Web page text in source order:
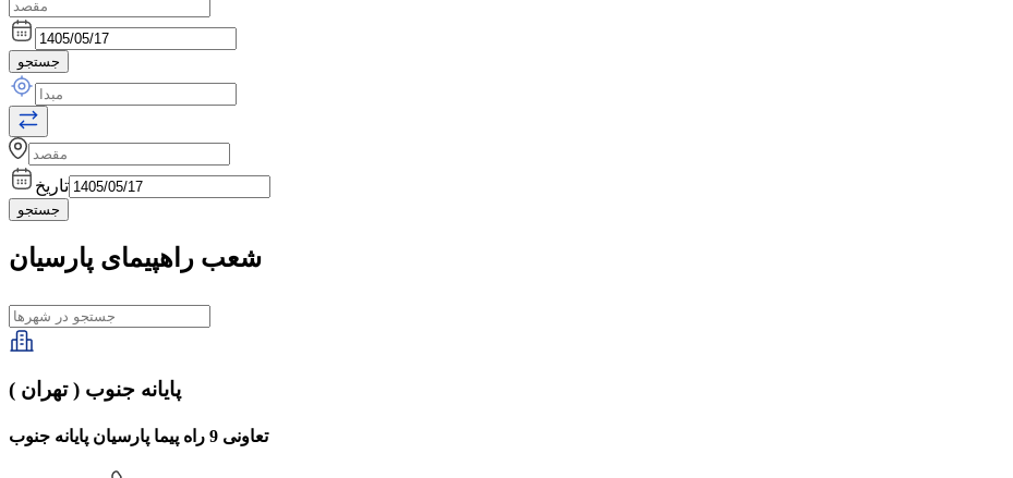
جستجو
تاریخ
جستجو
شعب راهپیمای پارسیان
پایانه جنوب ( تهران )
تعاونی 9 راه پیما پارسیان پایانه جنوب